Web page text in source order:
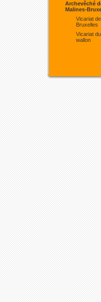
Archevêché
Malines-
Vicariat de
Bruxelles
Vicariat
wallon